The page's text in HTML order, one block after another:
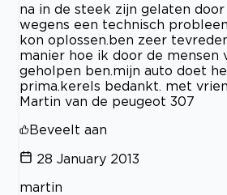
na in de steek zijn gelaten
wegens een technisch
kon oplossen.ben zeer
manier hoe ik door de mensen
geholpen ben.mijn auto doet
prima.kerels bedankt. met
Martin van de peugeot 307
Beveelt aan
28 January 2013
martin